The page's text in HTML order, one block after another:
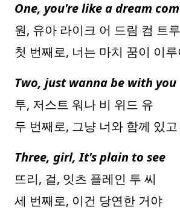
One, you're like a dream
원, 유아 라이크 어 드림 컴 트루
첫 번째로, 너는 마치 꿈이 이
Two, just wanna be with you
투, 저스트 워나 비 위드 유
두 번째로, 그냥 너와 함께 있고
Three, girl, It's plain to see
뜨리, 걸, 잇츠 플레인 투 씨
세 번째로, 이건 당연한 거야